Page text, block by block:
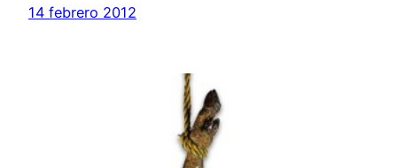
14 febrero 2012